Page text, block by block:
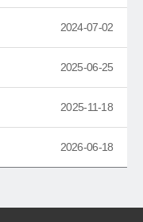
2024-07-02
2025-06-25
2025-11-18
2026-06-18